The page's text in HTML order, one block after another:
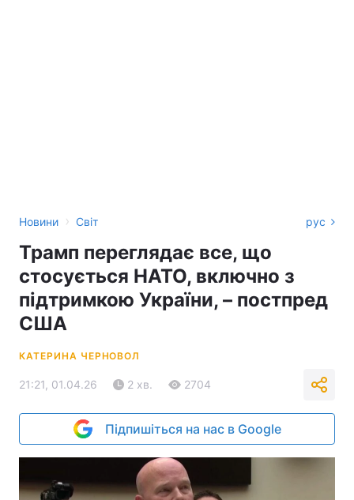
Новини › Світ рус
Трамп переглядає все, що
стосується НАТО, включно з
підтримкою України, – постпред
США
КАТЕРИНА ЧЕРНОВОЛ
21:21, 01.04.26 2 хв. 2704
Підпишіться на нас в Google